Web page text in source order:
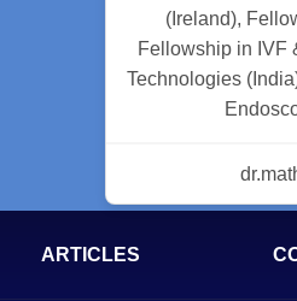
(Ireland),
Fellowship in IVF
Technologies
ARTICLES